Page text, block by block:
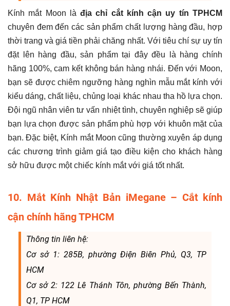
Kính mắt Moon làđịa chỉ cắt kính cận uy tín TPHCM
chuyên đem đến các sản phẩm chất lượng hàng đầu, hợp
thời trang và giá tiền phải chăng nhất. Với tiêu chí sự uy tín
đặt lên hàng đầu, sản phẩm tại đây đều là hàng chính
hãng 100%, cam kết không bán hàng nhái. Đến với Moon,
bạn sẽ được chiêm ngưỡng hàng nghìn mẫu mắt kính với
kiểu dáng, chất liệu, chủng loại khác nhau tha hồ lựa chọn.
Đội ngũ nhân viên tư vấn nhiệt tình, chuyên nghiệp sẽ giúp
bạn lựa chọn được sản phẩm phù hợp với khuôn mặt của
bạn. Đặc biệt, Kính mắt Moon cũng thường xuyên áp dụng
các chương trình giảm giá tạo điều kiện cho khách hàng
sở hữu được một chiếc kính mắt với giá tốt nhất.
10. Mắt Kính Nhật Bản iMegane – Cắt kính
cận chính hãng TPHCM
Thông tin liên hệ:
Cơ sở 1: 285B, phường Điện Biên Phủ, Q3, TP
HCM
Cơ sở 2: 122 Lê Thánh Tôn, phường Bến Thành,
Q1, TP HCM